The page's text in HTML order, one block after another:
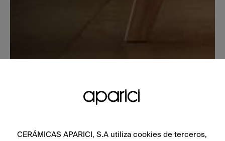
CERÁMICAS APARICI, S.A utiliza cookies de terceros,